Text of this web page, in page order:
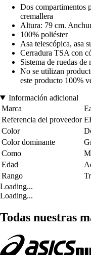
Dos compartimentos
cremallera
Altura: 79 cm.
100% poliéster
Asa telescópica, asa
Cerradura TSA con
Sistema de ruedas de
No se utilizan
este producto 100%
Información adicional
Marca
Referencia del proveedor
Color
Color dominante
Como
Edad
Rango
Loading...
Loading...
Todas nuestras